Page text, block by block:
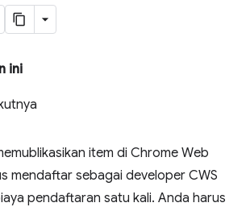
ini
item di Chrome Web
mendaftar sebagai developer CWS
pendaftaran satu kali. Anda harus